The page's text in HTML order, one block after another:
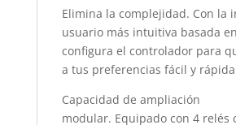
Elimina la complejidad. Con la
usuario más intuitiva basada
configura el controlador para
a tus preferencias fácil y
Capacidad de ampliación
modular. Equipado con 4 relés